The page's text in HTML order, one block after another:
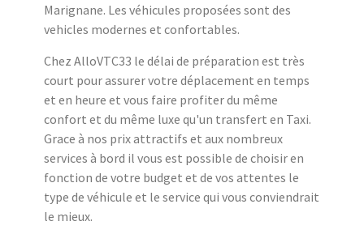
Marignane. Les véhicules proposées sont des
vehicles modernes et confortables.
Chez AlloVTC33 le délai de préparation est très
court pour assurer votre déplacement en temps
et en heure et vous faire profiter du même
confort et du même luxe qu'un transfert en Taxi.
Grace à nos prix attractifs et aux nombreux
services à bord il vous est possible de choisir en
fonction de votre budget et de vos attentes le
type de véhicule et le service qui vous conviendrait
le mieux.